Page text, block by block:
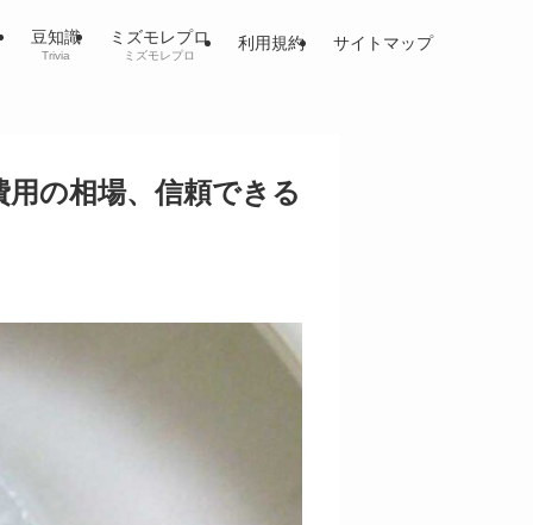
豆知識
Trivia
ミズモレプロ
ミズモレプロ
利用規約 サイトマップ
の相場、信頼できる